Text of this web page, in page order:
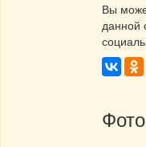
Вы
данной